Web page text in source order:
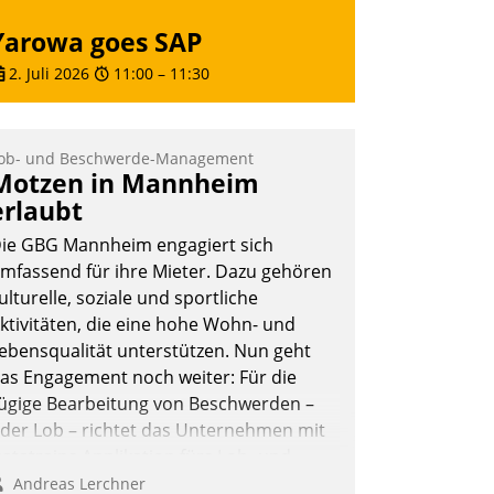
goes SAP
2. Juli 2026 11:00 – 11:30
und Beschwerde-Management
in Mannheim
GBG Mannheim engagiert sich
für ihre Mieter. Dazu gehören
soziale und sportliche
die eine hohe Wohn- und
unterstützen. Nun geht
Engagement noch weiter: Für die
Bearbeitung von Beschwerden –
Lob – richtet das Unternehmen mit
Management einen eigenen
Andreas Lerchner